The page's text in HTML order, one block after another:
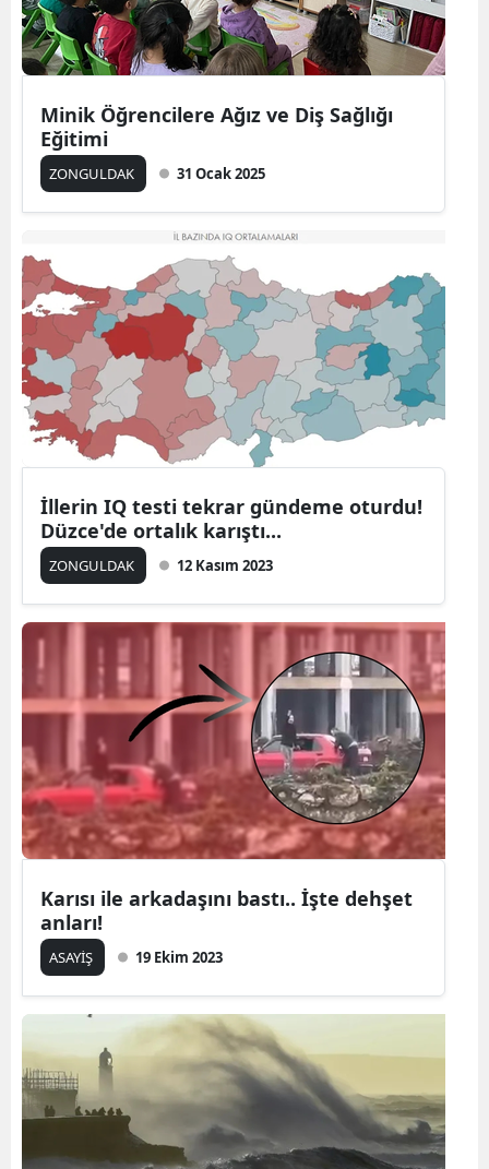
Minik Öğrencilere Ağız ve Diş Sağlığı
Eğitimi
ZONGULDAK 31 Ocak 2025
İllerin IQ testi tekrar gündeme oturdu!
Düzce'de ortalık karıştı...
ZONGULDAK 12 Kasım 2023
Karısı ile arkadaşını bastı.. İşte dehşet
anları!
ASAYİŞ 19 Ekim 2023